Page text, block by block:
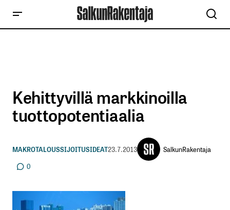
Kehittyvillä markkinoilla
tuottopotentiaalia
MAKROTALOUSSIJOITUSIDEAT23.7.2013
SalkunRakentaja
0